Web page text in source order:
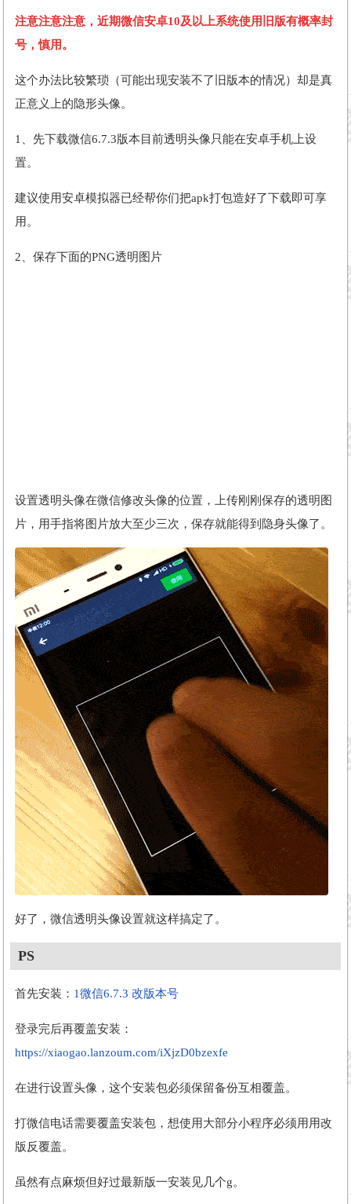
注意注意注意， 近期微信安卓10及以上系统使用旧版有概率封
号，慎用。
这个办法比较繁琐（可能出现安装不了旧版本的情况）却是真
正意义上的隐形头像。
1、先下载微信6.7.3版本目前透明头像只能在安卓手机上设
置。
建议使用安卓模拟器已经帮你们把apk打包造好了下载即可享
用。
2、保存下面的PNG透明图片
设置透明头像在微信修改头像的位置，上传刚刚保存的透明图
片，用手指将图片放大至少三次，保存就能得到隐身头像了。
好了，微信透明头像设置就这样搞定了。
PS
首先安装： 1微信6.7.3 改版本号
登录完后再覆盖安装：
https://xiaogao.lanzoum.com/iXjzD0bzexfe
在进行设置头像，这个安装包必须保留备份互相覆盖。
打微信电话需要覆盖安装包，想使用大部分小程序必须用用改
版反覆盖。
虽然有点麻烦但好过最新版一安装见几个g。